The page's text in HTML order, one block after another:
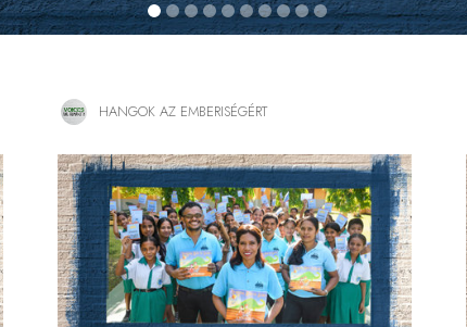
HANGOK AZ EMBERISÉGÉRT